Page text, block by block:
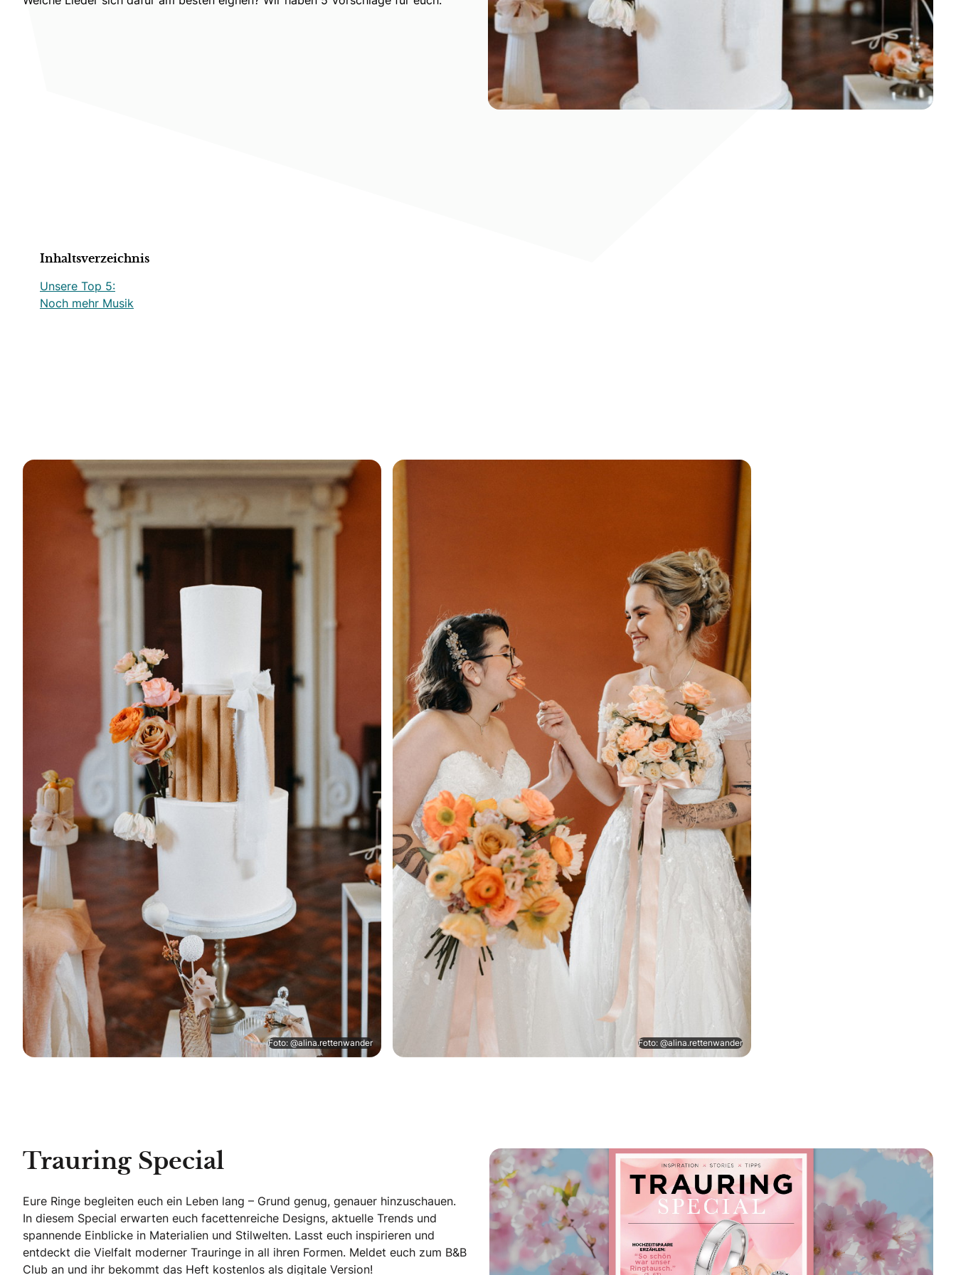
Inhaltsverzeichnis
Unsere Top 5:
Noch mehr Musik
Foto: @alina.rettenwander Foto: @alina.rettenwander
Trauring Special
Eure Ringe begleiten euch ein Leben lang – Grund genug, genauer hinzuschauen.
In diesem Special erwarten euch facettenreiche Designs, aktuelle Trends und
spannende Einblicke in Materialien und Stilwelten. Lasst euch inspirieren und
entdeckt die Vielfalt moderner Trauringe in all ihren Formen. Meldet euch zum B&B
Club an und ihr bekommt das Heft kostenlos als digitale Version!